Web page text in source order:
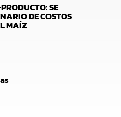
SE
DE COSTOS
MAÍZ